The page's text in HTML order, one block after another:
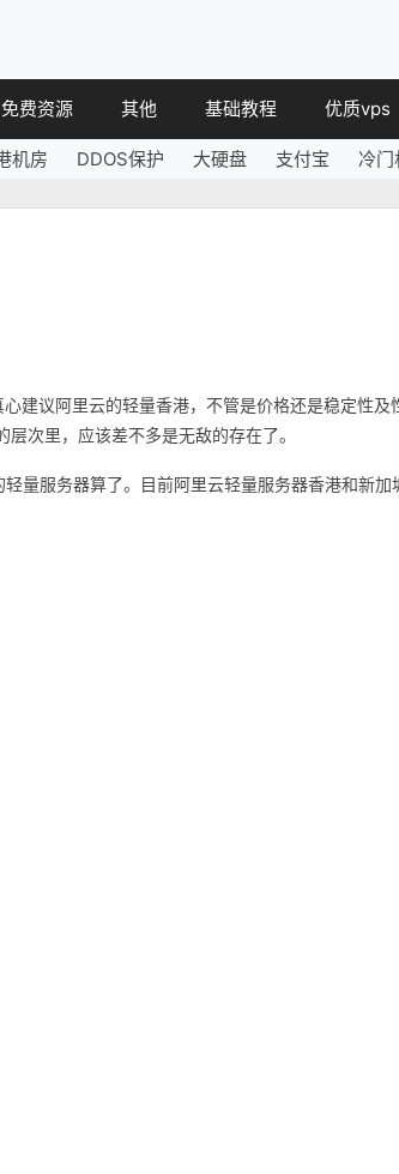
免费资源
费空间
其他
简讯
基础教程 优质vps
机房 DDOS保护 大硬盘 支付宝 冷
建议阿里云的轻量香港，不管是价格还是稳定性及
次里，应该差不多是无敌的存在了。
量服务器算了。目前阿里云轻量服务器香港和新加